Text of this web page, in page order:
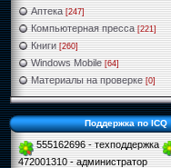
Аптека [247]
Компьютерная пресса [221]
Книги [260]
Windows Mobile [64]
Материалы на проверке [0]
Поддержка по ICQ
555162696 - техподдержка
472001310 - администратор